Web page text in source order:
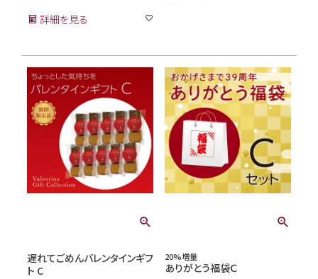
詳細を見る
遅れてごめんバレンタインギフ
ト C
20%増量
ありがとう福袋Ｃ